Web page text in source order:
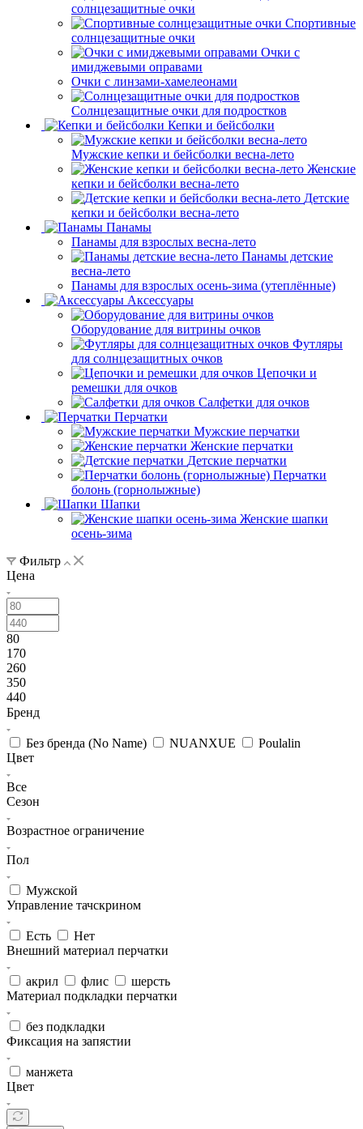
солнцезащитные очки
Спортивные
солнцезащитные очки
Очки с
имиджевыми оправами
Очки с линзами-хамелеонами
Солнцезащитные очки для подростков
Кепки и бейсболки
Мужские кепки и бейсболки весна-лето
Женские
кепки и бейсболки весна-лето
Детские
кепки и бейсболки весна-лето
Панамы
Панамы для взрослых весна-лето
Панамы детские
весна-лето
Панамы для взрослых осень-зима (утеплённые)
Аксессуары
Оборудование для витрины очков
Футляры
для солнцезащитных очков
Цепочки и
ремешки для очков
Салфетки для очков
Перчатки
Мужские перчатки
Женские перчатки
Детские перчатки
Перчатки
болонь (горнолыжные)
Шапки
Женские шапки
осень-зима
Фильтр
Цена
80
170
260
350
440
Бренд
Без бренда (No Name) NUANXUE
Poulalin
Цвет
Все
Сезон
Возрастное ограничение
Пол
Мужской
Управление тачскрином
Есть
Нет
Внешний материал перчатки
акрил флис
шерсть
Материал подкладки перчатки
без подкладки
Фиксация на запястии
манжета
Цвет